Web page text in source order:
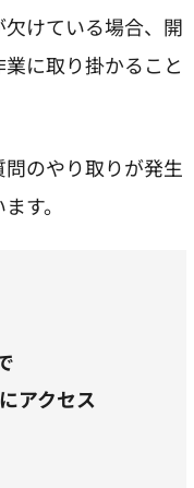
けている場合、開
に取り掛かること
のやり取りが発生
す。
アクセス